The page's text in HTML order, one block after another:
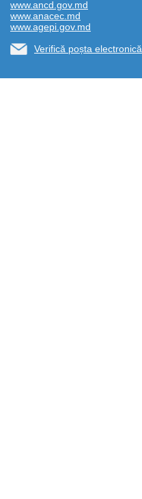
www.ancd.gov.md
www.anacec.md
www.agepi.gov.md
Verifică poșta electronică